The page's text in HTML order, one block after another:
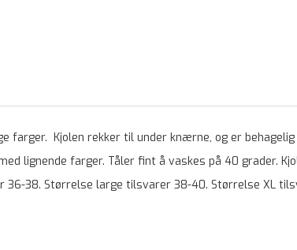
farger. Kjolen rekker til under knærne, og er
lignende farger. Tåler fint å vaskes på 40 grader.
38. Størrelse large tilsvarer 38-40. Størrelse XL